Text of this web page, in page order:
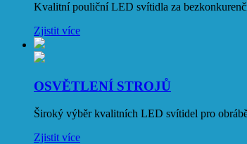
Kvalitní pouliční LED svítidla za
Zjistit více
OSVĚTLENÍ STROJŮ
Široký výběr kvalitních LED svítidel pro
Zjistit více